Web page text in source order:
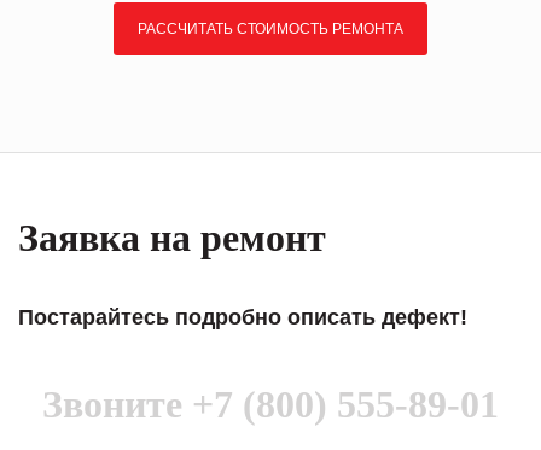
РАССЧИТАТЬ СТОИМОСТЬ РЕМОНТА
Заявка на ремонт
Постарайтесь подробно описать дефект!
Звоните +7 (800) 555-89-01